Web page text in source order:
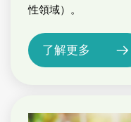
性領域）。
了解更多